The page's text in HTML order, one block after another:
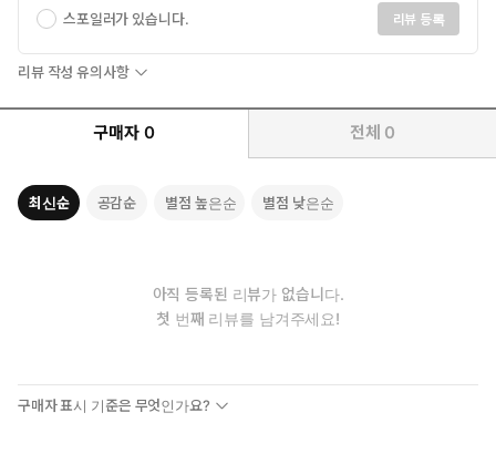
스포일러가 있습니다. 리뷰 등록
리뷰 작성 유의사항
구매자 0 전체 0
최신순 공감순 별점 높은순 별점 낮은순
아직 등록된 리뷰가 없습니다.
첫 번째 리뷰를 남겨주세요!
구매자 표시 기준은 무엇인가요?